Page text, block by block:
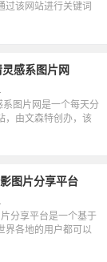
过该网站进行关键词
感系图片网
图片网是一个每天分
，由文森特创办，该
图片分享平台
分享平台是一个基于
界各地的用户都可以